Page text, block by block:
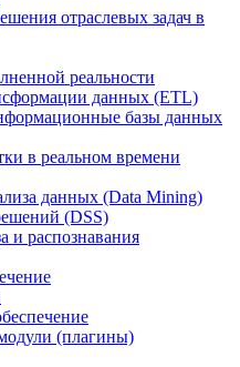
отраслевых задач в
реальности
данных (ETL)
базы данных
в реальном времени
данных (Data Mining)
(DSS)
и распознавания
(плагины)